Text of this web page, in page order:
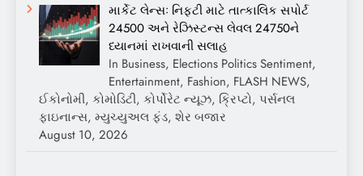
માર્કેટ લેન્સઃ નિફ્ટી માટે તાત્કાલિક સપોર્ટ
24500 અને રેઝિસ્ટન્સ લેવલ 24750ને
ધ્યાનમાં રાખવાની સલાહ
In Business, Elections Politics Sentiment,
Entertainment, Fashion, FLASH NEWS,
ઈકોનોમી, કોમોડિટી, કોર્પોરેટ ન્યૂઝ, ક્રિપ્ટો, પર્સનલ
ફાઇનાન્સ, મ્યુચ્યુઅલ ફંડ, શેર બજાર
August 10, 2026